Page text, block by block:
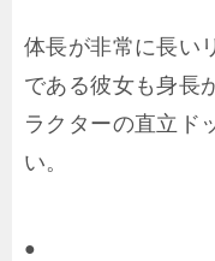
体長が非常に長い
である彼女も身長
ラクターの直立ド
い。
●